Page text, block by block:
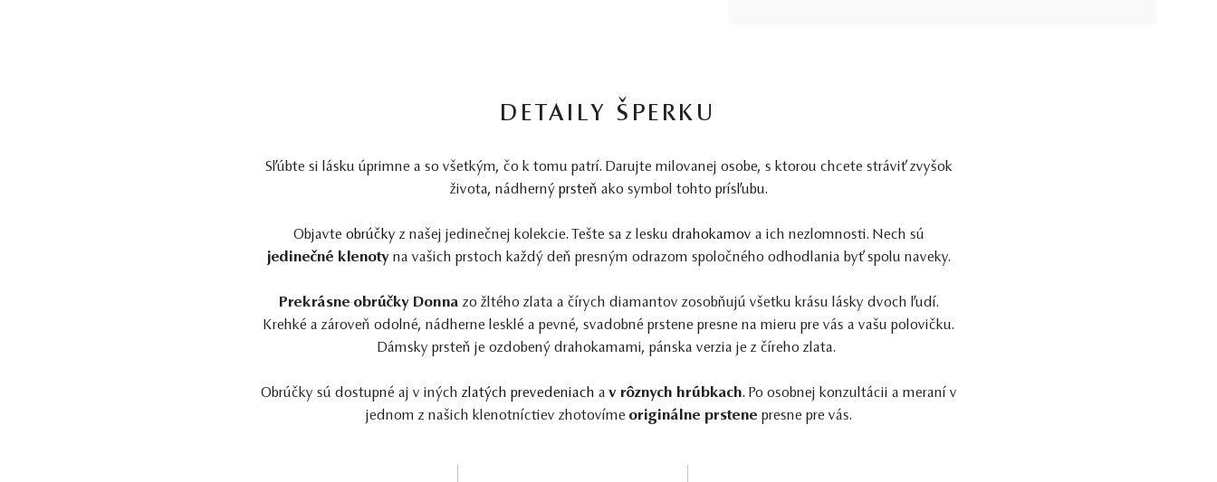
DETAILY ŠPERKU
Sľúbte si lásku úprimne a so všetkým, čo k tomu patrí. Darujte milovanej osobe, s ktorou chcete stráviť zvyšok
života, nádherný prsteň ako symbol tohto prísľubu.
Objavte obrúčky z našej jedinečnej kolekcie. Tešte sa z lesku drahokamov a ich nezlomnosti. Nech sú
jedinečné klenotyna vašich prstoch každý deň presným odrazom spoločného odhodlania byť spolu naveky.
Prekrásne obrúčky Donna zo žltého zlata a čírych diamantov zosobňujú všetku krásu lásky dvoch ľudí.
Krehké a zároveň odolné, nádherne lesklé a pevné, svadobné prstene presne na mieru pre vás a vašu polovičku.
Dámsky prsteň je ozdobený drahokamami, pánska verzia je z číreho zlata.
Obrúčky sú dostupné aj v iných zlatých prevedeniach av rôznych hrúbkach. Po osobnej konzultácii a meraní v
jednom z našich klenotníctiev zhotovíme originálne prstene presne pre vás.